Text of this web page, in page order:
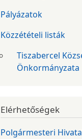
Pályázatok
Közzétételi listák
Tiszabercel
Önkormányzata
Elérhetőségek
Polgármesteri